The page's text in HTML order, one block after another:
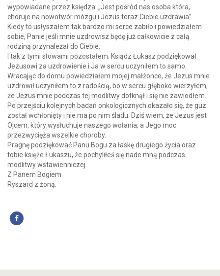
wypowiadane przez księdza: „Jest pośród nas osoba która,
choruje na nowotwór mózgu i Jezus teraz Ciebie uzdrawia”
Kiedy to usłyszałem tak bardzo mi serce zabiło i powiedziałem
sobie, Panie jeśli mnie uzdrowisz będę już całkowicie z całą
rodziną przynależał do Ciebie.
I tak z tymi słowami pozostałem. Ksiądz Łukasz podziękował
Jezusowi za uzdrowienie i Ja w sercu uczyniłem to samo.
Wracając do domu powiedziałem mojej małżonce, że Jezus mnie
uzdrowił uczyniłem to z radością, bo w sercu głęboko wierzyłem,
że Jezus mnie podczas tej modlitwy dotknął i się nie zawiodłem.
Po przejściu kolejnych badań onkologicznych okazało się, że guz
został wchłonięty i nie ma po nim śladu. Dziś wiem, że Jezus jest
Ojcem, który wysłuchuje naszego wołania, a Jego moc
przezwycięża wszelkie choroby.
Pragnę podziękować Panu Bogu za łaskę drugiego życia oraz
tobie księże Łukaszu, że pochyliłeś się nade mną podczas
modlitwy wstawienniczej.
Z Panem Bogiem.
Ryszard z żoną.